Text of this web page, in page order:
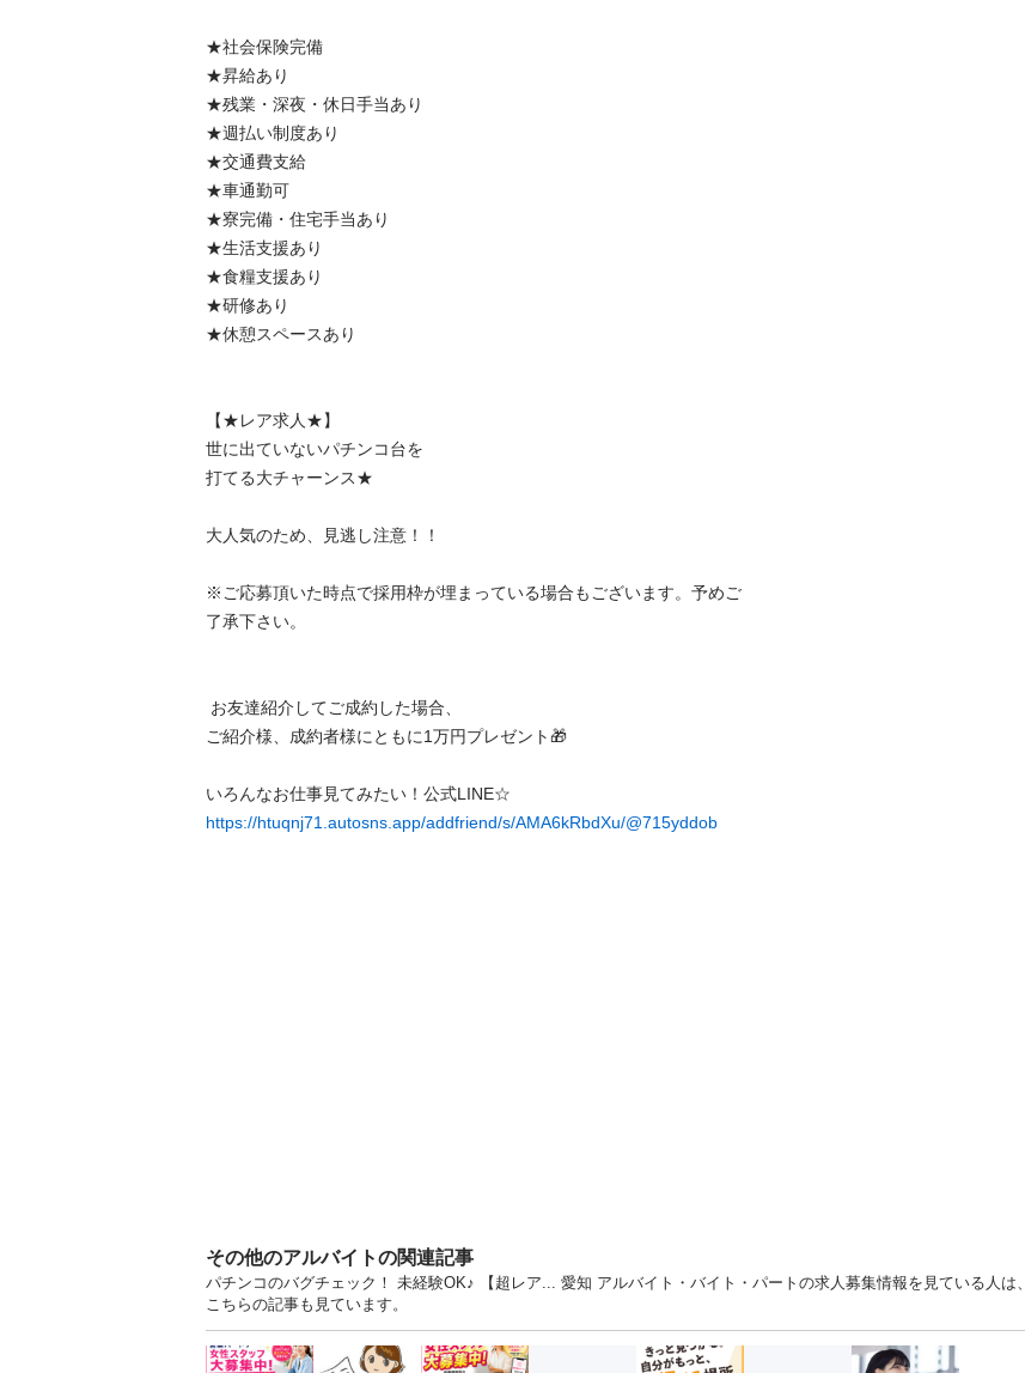
★社会保険完備
★昇給あり
★残業・深夜・休日手当あり
★週払い制度あり
★交通費支給
★車通勤可
★寮完備・住宅手当あり
★生活支援あり
★食糧支援あり
★研修あり
★休憩スペースあり
【★レア求人★】
世に出ていないパチンコ台を
打てる大チャーンス★
大人気のため、見逃し注意！！
※ご応募頂いた時点で採用枠が埋まっている場合もございます。予めご
了承下さい。
ご紹介様、成約者様にともに1万円プレゼント🎁
https://htuqnj71.autosns.app/addfriend/s/AMA6kRbdXu/@715yddob
その他のアルバイトの関連記事
パチンコのバグチェック！ 未経験OK♪ 【超レア... 愛知 アルバイト・バイト・パートの求人募集情報を見ている人は、
こちらの記事も見ています。